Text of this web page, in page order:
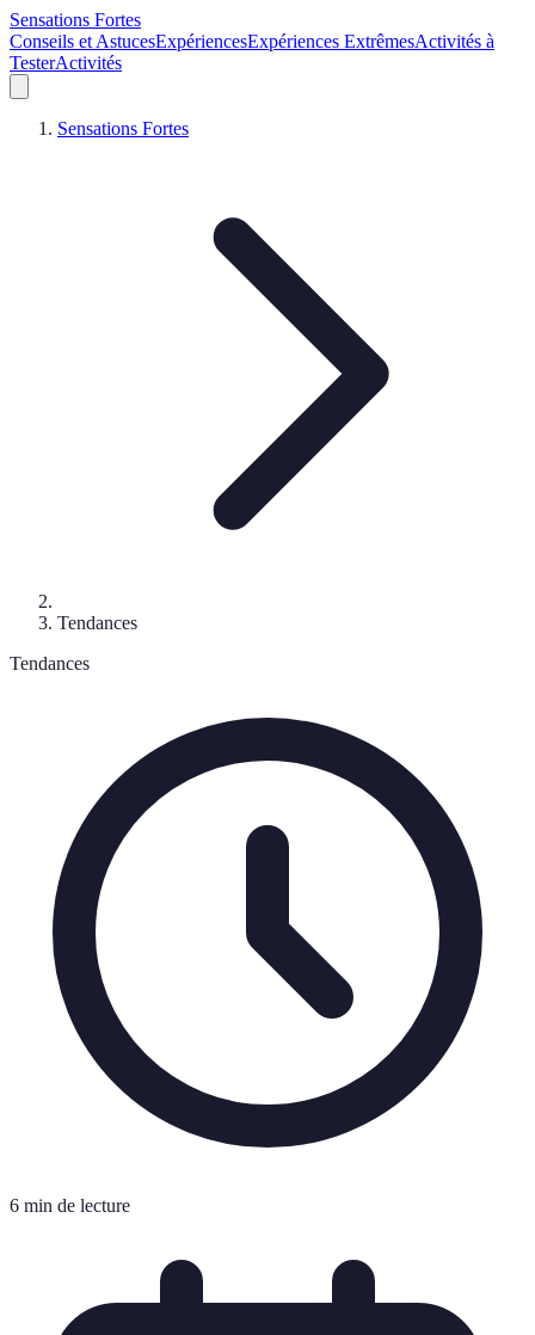
Sensations Fortes
Conseils et AstucesExpériencesExpériences ExtrêmesActivités à
TesterActivités
Sensations Fortes
Tendances
Tendances
6 min de lecture